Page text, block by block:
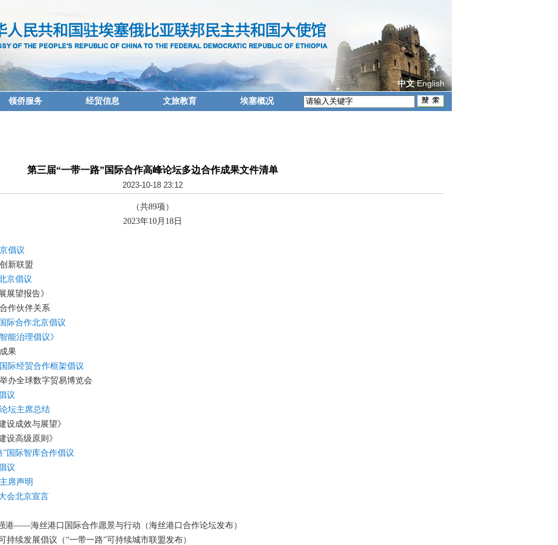
中文 English
领侨服务 经贸信息 文旅教育 埃塞概况
第三届“一带一路”国际合作高峰论坛多边合作成果文件清单
2023-10-18 23:12
（共89项）
2023年10月18日
倡议
新联盟
京倡议
望报告》
作伙伴关系
际合作北京倡议
能治理倡议》
果
际经贸合作框架倡议
办全球数字贸易博览会
议
坛主席总结
成效与展望》
高级原则》
”国际智库合作倡议
议
席声明
会北京宣言
——海丝港口国际合作愿景与行动（海丝港口合作论坛发布）
续发展倡议（“一带一路”可持续城市联盟发布）